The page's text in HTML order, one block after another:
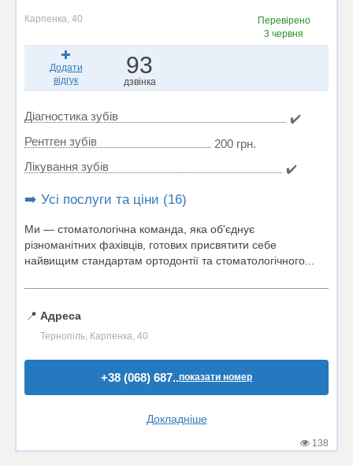
Карпенка, 40
Перевірено
3 червня
Додати
відгук
93
дзвінка
Діагностика зубів
✔️
Рентген зубів
200 грн.
Лікування зубів
✔️
➡️ Усі послуги та ціни (16)
Ми — стоматологічна команда, яка об'єднує
різноманітних фахівців, готових присвятити себе
найвищим стандартам ортодонтії та стоматологічного...
📍 Адреса
Тернопіль, Карпенка, 40
+38 (068) 687..показати номер
Докладніше
138